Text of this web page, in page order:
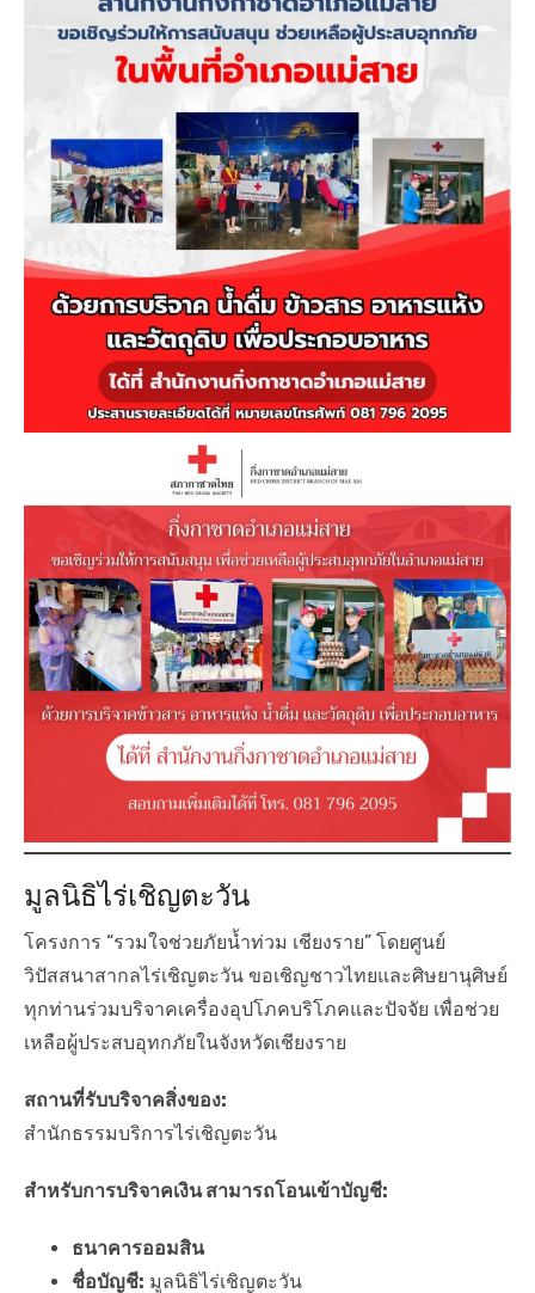
มูลนิธิไร่เชิญตะวัน
โครงการ “รวมใจช่วยภัยน้ำท่วม เชียงราย” โดยศูนย์
วิปัสสนาสากลไร่เชิญตะวัน ขอเชิญชาวไทยและศิษยานุศิษย์
ทุกท่านร่วมบริจาคเครื่องอุปโภคบริโภคและปัจจัย เพื่อช่วย
เหลือผู้ประสบอุทกภัยในจังหวัดเชียงราย
สถานที่รับบริจาคสิ่งของ:
สำนักธรรมบริการไร่เชิญตะวัน
สำหรับการบริจาคเงิน สามารถโอนเข้าบัญชี:
ธนาคารออมสิน
ชื่อบัญชี: มูลนิธิไร่เชิญตะวัน